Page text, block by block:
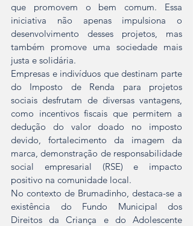
que promovem o bem comum. Essa
iniciativa não apenas impulsiona o
desenvolvimento desses projetos, mas
também promove uma sociedade mais
justa e solidária.
Empresas e indivíduos que destinam parte
do Imposto de Renda para projetos
sociais desfrutam de diversas vantagens,
como incentivos fiscais que permitem a
dedução do valor doado no imposto
devido, fortalecimento da imagem da
marca, demonstração de responsabilidade
social empresarial (RSE) e impacto
positivo na comunidade local.
No contexto de Brumadinho, destaca-se a
existência do Fundo Municipal dos
Direitos da Criança e do Adolescente